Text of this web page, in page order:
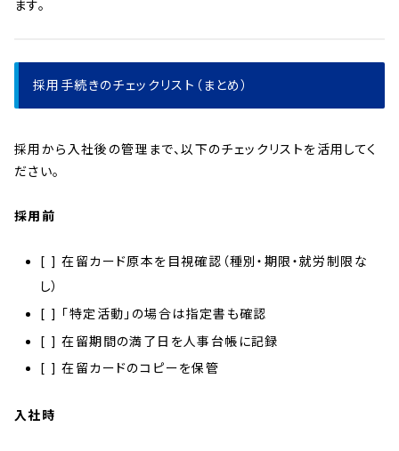
ます。
採用手続きのチェックリスト（まとめ）
採用から入社後の管理まで、以下のチェックリストを活用してく
ださい。
採用前
[ ] 在留カード原本を目視確認（種別・期限・就労制限な
し）
[ ] 「特定活動」の場合は指定書も確認
[ ] 在留期間の満了日を人事台帳に記録
[ ] 在留カードのコピーを保管
入社時